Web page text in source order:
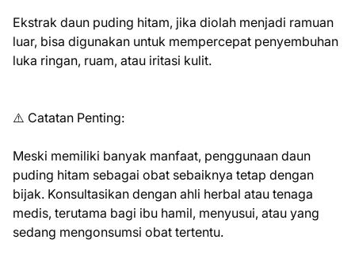
Ekstrak daun puding hitam, jika diolah menjadi ramuan
luar, bisa digunakan untuk mempercepat penyembuhan
luka ringan, ruam, atau iritasi kulit.
⚠️ Catatan Penting:
Meski memiliki banyak manfaat, penggunaan daun
puding hitam sebagai obat sebaiknya tetap dengan
bijak. Konsultasikan dengan ahli herbal atau tenaga
medis, terutama bagi ibu hamil, menyusui, atau yang
sedang mengonsumsi obat tertentu.